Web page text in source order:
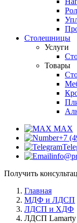
Столешницы
Услуги
Товары
MAX
+7
Получить
Главная
МДФ и ЛДСП
ЛДСП и ХДФ
ЛДСП Lamarty